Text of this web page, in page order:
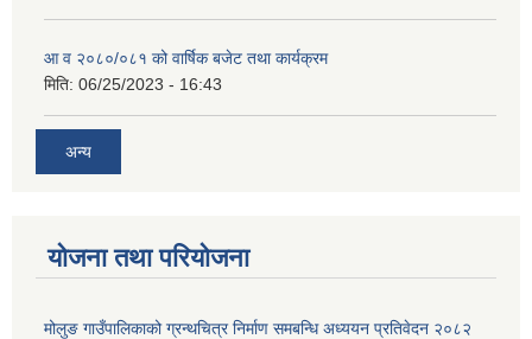
आ व २०८०/०८१ को वार्षिक बजेट तथा कार्यक्रम
मिति: 06/25/2023 - 16:43
अन्य
योजना तथा परियोजना
मोलुङ गाउँपालिकाको ग्रन्थचित्र निर्माण समबन्धि अध्ययन प्रतिवेदन २०८२